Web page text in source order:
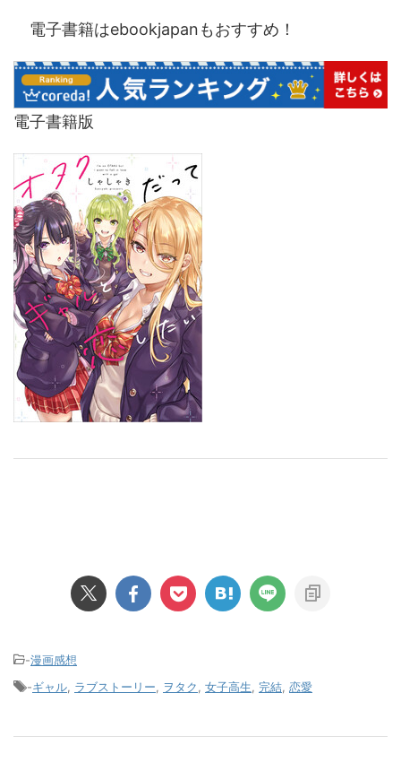
電子書籍はebookjapanもおすすめ！
電子書籍版
-漫画感想
-ギャル ラブストーリー ヲタク 女子高生 完結 恋愛